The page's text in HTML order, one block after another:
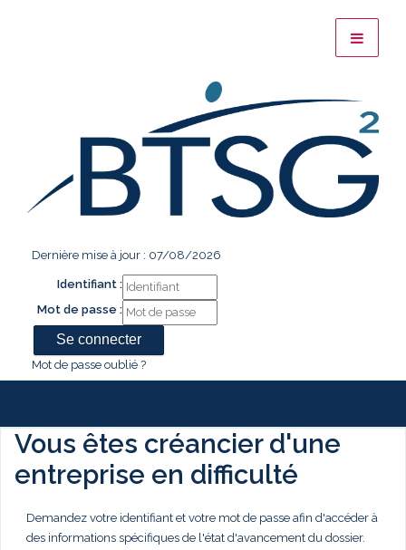
Dernière mise à jour : 07/08/2026
Identifiant :
Mot de passe :
Mot de passe oublié ?
Vous êtes créancier d'une
entreprise en difficulté
Demandez votre identifiant et votre mot de passe afin d'accéder à
des informations spécifiques de l'état d'avancement du dossier.